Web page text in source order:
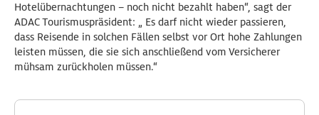
Hotelübernachtungen – noch nicht bezahlt haben“, sagt der
ADAC Tourismuspräsident: „ Es darf nicht wieder passieren,
dass Reisende in solchen Fällen selbst vor Ort hohe Zahlungen
leisten müssen, die sie sich anschließend vom Versicherer
mühsam zurückholen müssen.“